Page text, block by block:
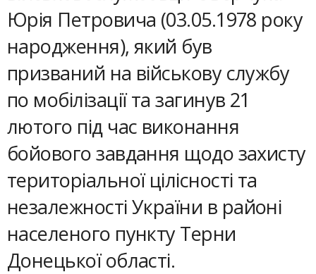
Юрія Петровича (03.05.1978 року
народження), який був
призваний на військову службу
по мобілізації та загинув 21
лютого під час виконання
бойового завдання щодо захисту
територіальної цілісності та
незалежності України в районі
населеного пункту Терни
Донецької області.